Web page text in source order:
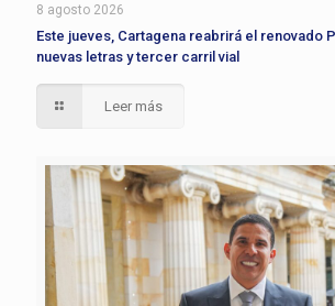
8 agosto 2026
Este jueves, Cartagena reabrirá el renovado
nuevas letras y tercer carril vial
Leer más